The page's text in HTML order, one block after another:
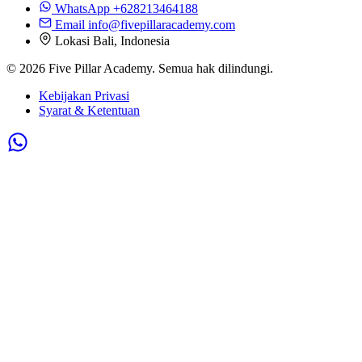
WhatsApp +628213464188
Email info@fivepillaracademy.com
Lokasi Bali, Indonesia
© 2026 Five Pillar Academy. Semua hak dilindungi.
Kebijakan Privasi
Syarat & Ketentuan